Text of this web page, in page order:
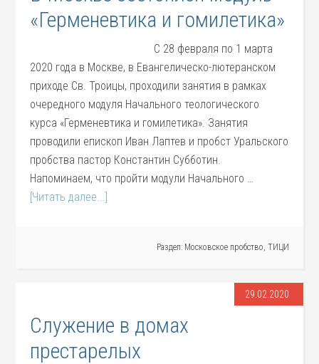
«Герменевтика и гомилетика»
С 28 февраля по 1 марта
2020 года в Москве, в Евангелическо-лютеранском
приходе Св. Троицы, проходили занятия в рамках
очередного модуля Начального теологического
курса «Герменевтика и гомилетика». Занятия
проводили епископ Иван Лаптев и пробст Уральского
пробства пастор Константин Субботин.
Напоминаем, что пройти модули Начального …
[Читать далее...]
Раздел: Московское пробство, ТИЦИ
29.02.2020
Служение в домах
престарелых